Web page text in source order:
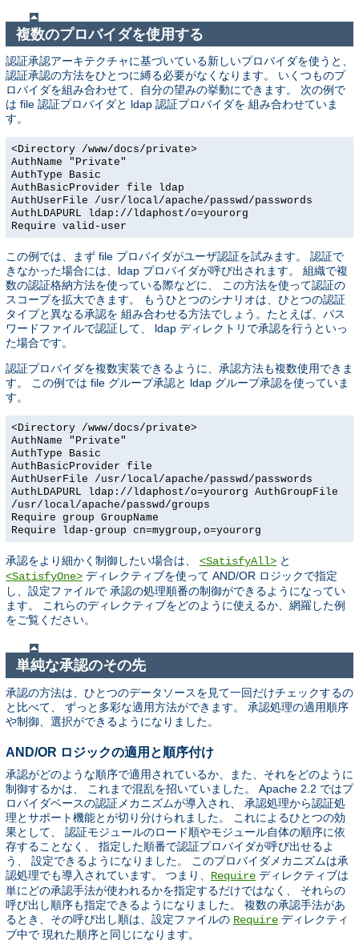
複数のプロバイダを使用する
認証承認アーキテクチャに基づいている新しいプロバイダを使うと、
認証承認の方法をひとつに縛る必要がなくなります。 いくつものプ
ロバイダを組み合わせて、自分の望みの挙動にできます。 次の例で
は file 認証プロバイダと ldap 認証プロバイダを 組み合わせていま
す。
<Directory /www/docs/private>
AuthName "Private"
AuthType Basic
AuthBasicProvider file ldap
AuthUserFile /usr/local/apache/passwd/passwords
AuthLDAPURL ldap://ldaphost/o=yourorg
Require valid-user
この例では、まず file プロバイダがユーザ認証を試みます。 認証で
きなかった場合には、ldap プロバイダが呼び出されます。 組織で複
数の認証格納方法を使っている際などに、 この方法を使って認証の
スコープを拡大できます。 もうひとつのシナリオは、ひとつの認証
タイプと異なる承認を 組み合わせる方法でしょう。たとえば、パス
ワードファイルで認証して、 ldap ディレクトリで承認を行うといっ
た場合です。
認証プロバイダを複数実装できるように、承認方法も複数使用できま
す。 この例では file グループ承認と ldap グループ承認を使っていま
す。
<Directory /www/docs/private>
AuthName "Private"
AuthType Basic
AuthBasicProvider file
AuthUserFile /usr/local/apache/passwd/passwords
AuthLDAPURL ldap://ldaphost/o=yourorg AuthGroupFile
/usr/local/apache/passwd/groups
Require group GroupName
Require ldap-group cn=mygroup,o=yourorg
承認をより細かく制御したい場合は、 <SatisfyAll> と
<SatisfyOne> ディレクティブを使って AND/OR ロジックで指定
し、設定ファイルで 承認の処理順番の制御ができるようになってい
ます。 これらのディレクティブをどのように使えるか、網羅した例
をご覧ください。
単純な承認のその先
承認の方法は、ひとつのデータソースを見て一回だけチェックするの
と比べて、 ずっと多彩な適用方法ができます。 承認処理の適用順序
や制御、選択ができるようになりました。
AND/OR ロジックの適用と順序付け
承認がどのような順序で適用されているか、また、それをどのように
制御するかは、 これまで混乱を招いていました。 Apache 2.2 ではプ
ロバイダベースの認証メカニズムが導入され、 承認処理から認証処
理とサポート機能とが切り分けられました。 これによるひとつの効
果として、 認証モジュールのロード順やモジュール自体の順序に依
存することなく、 指定した順番で認証プロバイダが呼び出せるよ
う、 設定できるようになりました。 このプロバイダメカニズムは承
認処理でも導入されています。 つまり、 Require ディレクティブは
単にどの承認手法が使われるかを指定するだけではなく、 それらの
呼び出し順序も指定できるようになりました。 複数の承認手法があ
るとき、その呼び出し順は、設定ファイルの Require ディレクティ
ブ中で 現れた順序と同じになります。